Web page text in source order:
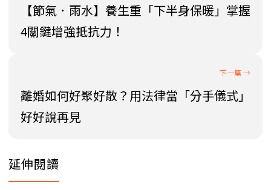
【節氣．雨水】養生重「下半身保暖」掌握
4關鍵增強抵抗力！
離婚如何好聚好散？用法律當「分手儀式」
好好說再見
延伸閱讀